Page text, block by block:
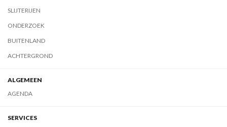
SLIJTERIJEN
ONDERZOEK
BUITENLAND
ACHTERGROND
ALGEMEEN
AGENDA
SERVICES